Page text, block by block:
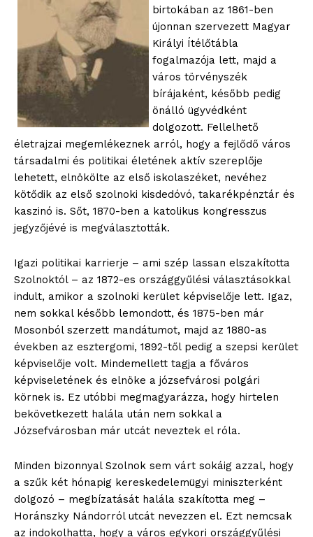
birtokában az 1861-ben
újonnan szervezett Magyar
Királyi Ítélőtábla
fogalmazója lett, majd a
város törvényszék
bírájaként, később pedig
önálló ügyvédként
dolgozott. Fellelhető
életrajzai megemlékeznek arról, hogy a fejlődő város
társadalmi és politikai életének aktív szereplője
lehetett, elnökölte az első iskolaszéket, nevéhez
kötődik az első szolnoki kisdedóvó, takarékpénztár és
kaszinó is. Sőt, 1870-ben a katolikus kongresszus
jegyzőjévé is megválasztották.
Igazi politikai karrierje – ami szép lassan elszakította
Szolnoktól – az 1872-es országgyűlési választásokkal
indult, amikor a szolnoki kerület képviselője lett. Igaz,
nem sokkal később lemondott, és 1875-ben már
Mosonból szerzett mandátumot, majd az 1880-as
években az esztergomi, 1892-től pedig a szepsi kerület
képviselője volt. Mindemellett tagja a főváros
képviseletének és elnöke a józsefvárosi polgári
körnek is. Ez utóbbi megmagyarázza, hogy hirtelen
bekövetkezett halála után nem sokkal a
Józsefvárosban már utcát neveztek el róla.
Minden bizonnyal Szolnok sem várt sokáig azzal, hogy
a szűk két hónapig kereskedelemügyi miniszterként
dolgozó – megbízatását halála szakította meg –
Horánszky Nándorról utcát nevezzen el. Ezt nemcsak
az indokolhatta, hogy a város egykori országgyűlési